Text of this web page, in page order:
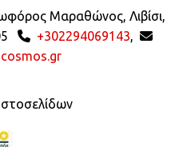
Μαραθώνος, Λιβίσι,
 +302294069143, 